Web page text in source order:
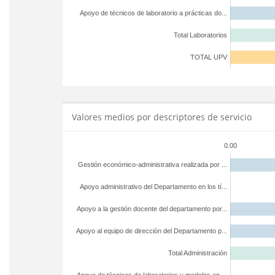
TOTAL UPV
Total Laboratorios
Apoyo de técnicos de laboratorio a prácticas do...
Valores medios por descriptores de servicio
0.00
Total Administración
Apoyo al equipo de dirección del Departamento p...
Apoyo a la gestión docente del departamento por...
Apoyo administrativo del Departamento en los tí...
Gestión económico-administrativa realizada por ...